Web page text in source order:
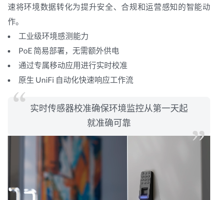
速将环境数据转化为提升安全、合规和运营感知的智能动
作。
工业级环境感测能力
PoE 简易部署，无需额外供电
通过专属移动应用进行实时校准
原生 UniFi 自动化快速响应工作流
实时传感器校准确保环境监控从第一天起
就准确可靠